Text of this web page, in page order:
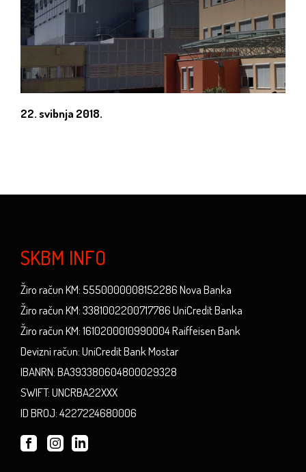
22. svibnja 2018.
SKBM INFO
Žiro račun KM: 5550000008152286 Nova Banka
Žiro račun KM: 3381002200717786 UniCredit Banka
Žiro račun KM: 1610200010990004 Raiffeisen Bank
Devizni račun: UniCredit Bank Mostar
IBANRN: BA393380604800029328
SWIFT: UNCRBA22XXX
ID BROJ: 4227224680006